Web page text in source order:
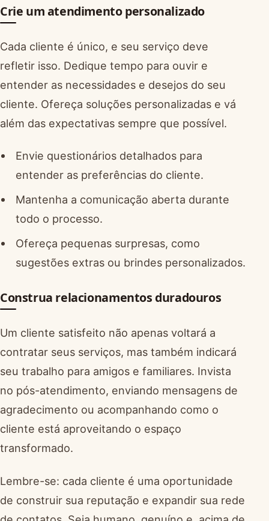
Crie um atendimento personalizado
Cada cliente é único, e seu serviço deve
refletir isso. Dedique tempo para ouvir e
entender as necessidades e desejos do seu
cliente. Ofereça soluções personalizadas e vá
além das expectativas sempre que possível.
Envie questionários detalhados para
entender as preferências do cliente.
Mantenha a comunicação aberta durante
todo o processo.
Ofereça pequenas surpresas, como
sugestões extras ou brindes personalizados.
Construa relacionamentos duradouros
Um cliente satisfeito não apenas voltará a
contratar seus serviços, mas também indicará
seu trabalho para amigos e familiares. Invista
no pós-atendimento, enviando mensagens de
agradecimento ou acompanhando como o
cliente está aproveitando o espaço
transformado.
Lembre-se: cada cliente é uma oportunidade
de construir sua reputação e expandir sua rede